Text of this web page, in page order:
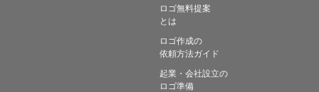
ロゴ無料提案
とは
ロゴ作成の
依頼方法ガイド
起業・会社設立の
ロゴ準備